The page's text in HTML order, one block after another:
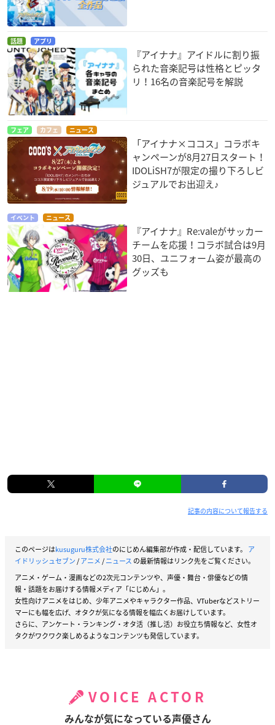
話題 アプリ
『アイナナ』アイドルに割り振
られた音楽記号は性格とピッタ
リ！16名の音楽記号を解説
フェア カフェ ニュース
「アイナナ×ココス」コラボキ
ャンペーンが8月27日スタート！
IDOLiSH7が限定の撮り下ろしビ
ジュアルでお出迎え♪
イベント ニュース
『アイナナ』Re:valeがサッカー
チームを応援！コラボ試合は9月
30日、ユニフォーム姿が最高の
グッズも
記事の内容について報告する
このページはkusuguru株式会社のにじめん編集部が作成・配信しています。 ア
イドリッシュセブン/アニメ/ニュース の最新情報はリンク先をご覧ください。
アニメ・ゲーム・漫画などの2次元コンテンツや、声優・舞台・俳優などの情
報・話題をお届けする情報メディア「にじめん」。
女性向けアニメをはじめ、少年アニメやキャラクター作品、VTuberなどストリー
マーにも幅を広げ、オタクが気になる情報を幅広くお届けしています。
さらに、アンケート・ランキング・オタ活（推し活）お役立ち情報など、女性オ
タクがワクワク楽しめるようなコンテンツも発信しています。
VOICE ACTOR
みんなが気になっている声優さん